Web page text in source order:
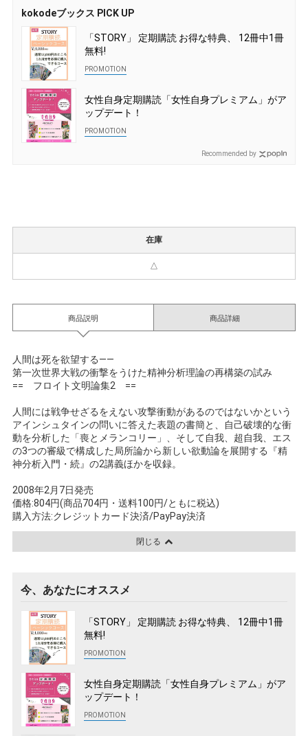
kokodeブックス PICK UP
「STORY」 定期購読 お得な特典、 12冊中1冊
無料!
女性自身定期購読「女性自身プレミアム」がア
ップデート！
Recommended by
在庫
△
商品説明
人間は死を欲望する――
第一次世界大戦の衝撃をうけた精神分析理論の再構築の試み
== フロイト文明論集2 ==
人間には戦争せざるをえない攻撃衝動があるのではないかという
アインシュタインの問いに答えた表題の書簡と、自己破壊的な衝
動を分析した「喪とメランコリー」、そして自我、超自我、エス
の3つの審級で構成した局所論から新しい欲動論を展開する『精
神分析入門・続』の2講義ほかを収録。
2008年2月7日発売
価格:804円(商品704円・送料100円/ともに税込)
購入方法:クレジットカード決済/PayPay決済
閉じる
商品詳細
今、あなたにオススメ
「STORY」 定期購読 お得な特典、 12冊中1冊
無料!
女性自身定期購読「女性自身プレミアム」がア
ップデート！